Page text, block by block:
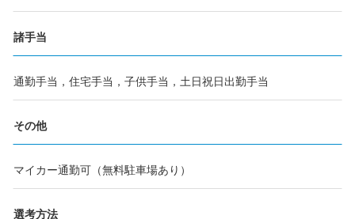
諸手当
通勤手当，住宅手当，子供手当，土日祝日出勤手当
その他
マイカー通勤可（無料駐車場あり）
選考方法